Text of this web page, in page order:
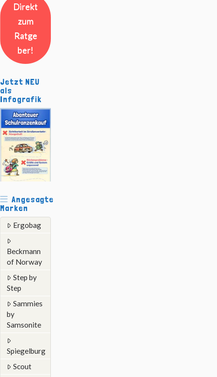
Direkt
zum
Ratge
ber!
Jetzt NEU
als
Infografik
Angesagte
Marken
Ergobag
Beckmann
of Norway
Step by
Step
Sammies
by
Samsonite
Spiegelburg
Scout